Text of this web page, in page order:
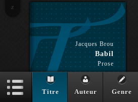
Jacques Brou
Babil
Prose
Z
Titre Auteur Genre